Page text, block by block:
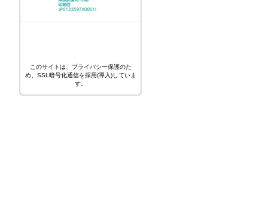
このサイトは、プライバシー保護のた
め、SSL暗号化通信を採用(導入)していま
す。